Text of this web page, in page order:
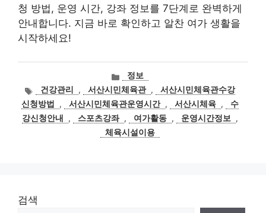
청 방법, 운영 시간, 강좌 정보를 7단계로 완벽하게
안내합니다. 지금 바로 확인하고 알찬 여가 생활을
시작하세요!
카
테
고
리
정보
태
그
건강관리 , 서산시민체육관 ,
서산시민체육관수강
신청방법
, 서산시민체육관운영시간 , 서산시체육 ,
수
강신청안내
, 스포츠강좌 , 여가활동 , 운영시간정보
,
체육시설이용
검색